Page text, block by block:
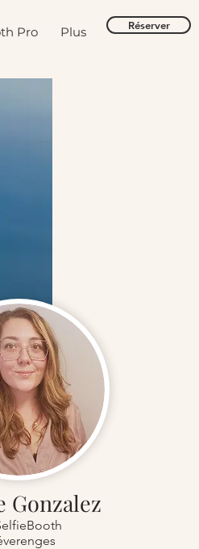
Pro Plus Réserver
Gonzalez